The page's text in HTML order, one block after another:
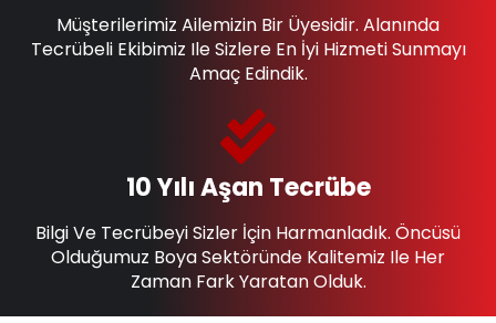
10 Yılı Aşan Tecrübe
Bilgi Ve Tecrübeyi Sizler İçin Harmanladık. Öncüsü
Olduğumuz Boya Sektöründe Kalitemiz Ile Her
Zaman Fark Yaratan Olduk.
Müşterilerimiz Ailemizin Bir Üyesidir. Alanında
Tecrübeli Ekibimiz Ile Sizlere En İyi Hizmeti Sunmayı
Amaç Edindik.